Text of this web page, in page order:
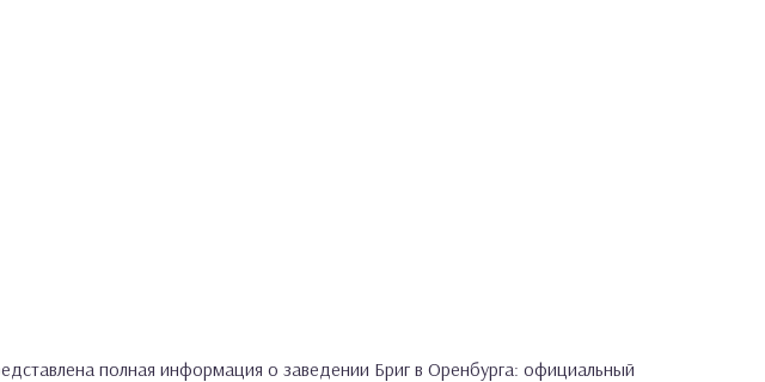
полная информация о заведении Бриг в Оренбурга: официальный